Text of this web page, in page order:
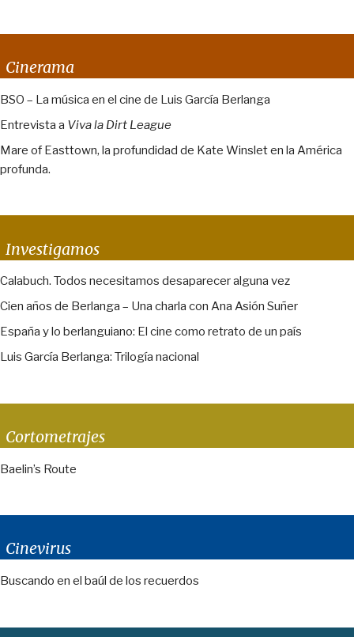
Cinerama
BSO – La música en el cine de Luis García Berlanga
Entrevista a Viva la Dirt League
Mare of Easttown, la profundidad de Kate Winslet en la América
profunda.
Investigamos
Calabuch. Todos necesitamos desaparecer alguna vez
Cien años de Berlanga – Una charla con Ana Asión Suñer
España y lo berlanguiano: El cine como retrato de un país
Luis García Berlanga: Trilogía nacional
Cortometrajes
Baelin’s Route
Cinevirus
Buscando en el baúl de los recuerdos